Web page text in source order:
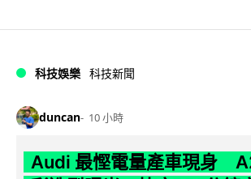
科技娛樂 科技新聞
duncan 10 小時
Audi 最慳電量產車現身